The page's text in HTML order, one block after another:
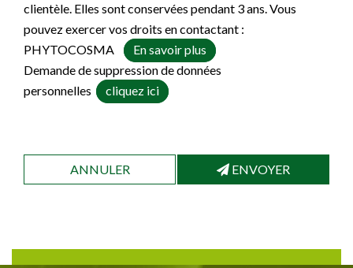
clientèle. Elles sont conservées pendant 3 ans. Vous
pouvez exercer vos droits en contactant :
PHYTOCOSMA
En savoir plus
Demande de suppression de données
personnelles
cliquez ici
ANNULER ENVOYER